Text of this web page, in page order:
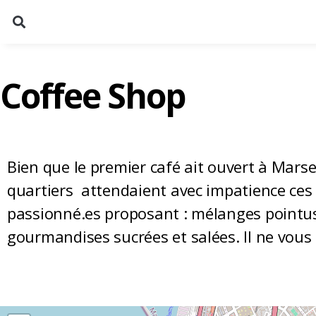
Coffee Shop
Bien que le premier café ait ouvert à
quartiers attendaient avec impatience
passionné.es proposant : mélanges
gourmandises sucrées et salées. Il ne